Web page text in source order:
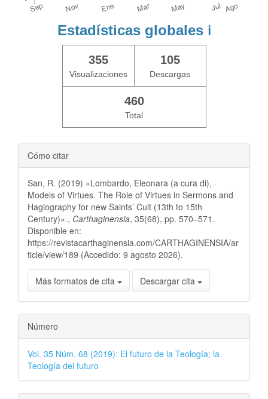
Estadísticas globales ℹ️
355
Visualizaciones
105
Descargas
460
Total
Cómo citar
San, R. (2019) «Lombardo, Eleonara (a cura di),
Models of Virtues. The Role of Virtues in Sermons and
Hagiography for new Saints’ Cult (13th to 15th
Century)»., Carthaginensia, 35(68), pp. 570–571.
Disponible en:
https://revistacarthaginensia.com/CARTHAGINENSIA/ar
ticle/view/189 (Accedido: 9 agosto 2026).
Más formatos de cita Descargar cita
Número
Vol. 35 Núm. 68 (2019): El futuro de la Teología; la
Teología del futuro